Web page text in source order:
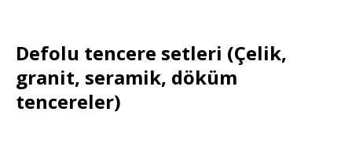
Defolu tencere setleri (Çelik,
granit, seramik, döküm
tencereler)